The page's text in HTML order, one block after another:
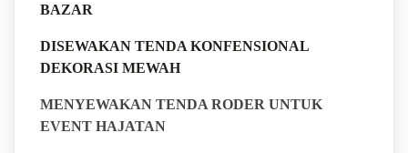
BAZAR
DISEWAKAN TENDA KONFENSIONAL
DEKORASI MEWAH
MENYEWAKAN TENDA RODER UNTUK
EVENT HAJATAN